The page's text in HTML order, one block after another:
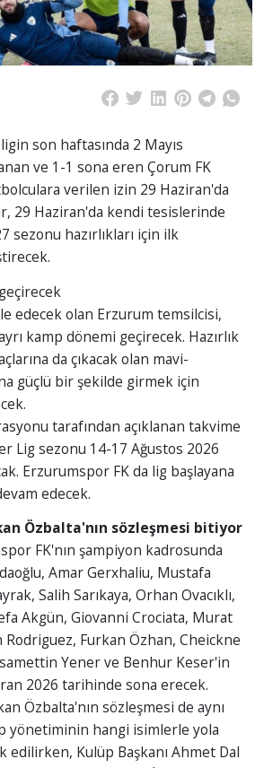
son haftasında 2 Mayıs
ve 1-1 sona eren Çorum FK
verilen izin 29 Haziran'da
29 Haziran'da kendi tesislerinde
sezonu hazırlıkları için ilk
edecek olan Erzurum temsilcisi,
kamp dönemi geçirecek. Hazırlık
da çıkacak olan mavi-
güçlü bir şekilde girmek için
tarafından açıklanan takvime
Lig sezonu 14-17 Ağustos 2026
Erzurumspor FK da lig başlayana
edecek.
Özbalta'nın sözleşmesi bitiyor
FK'nın şampiyon kadrosunda
Amar Gerxhaliu, Mustafa
Salih Sarıkaya, Orhan Ovacıklı,
Akgün, Giovanni Crociata, Murat
Furkan Özhan, Cheickne
Yener ve Benhur Keser'in
2026 tarihinde sona erecek.
Özbalta'nın sözleşmesi de aynı
yönetiminin hangi isimlerle yola
edilirken, Kulüp Başkanı Ahmet Dal